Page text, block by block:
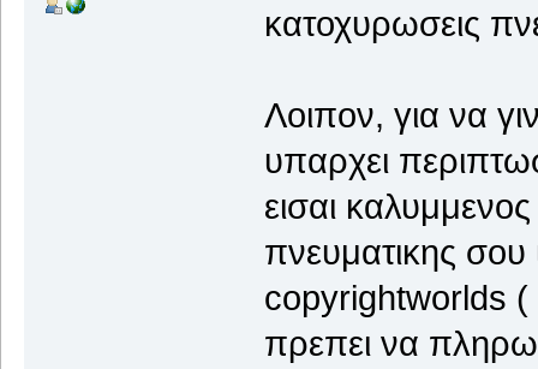
κατοχυρωσεις
Λοιπον, για να
υπαρχει
εισαι
πνευματικης σου
copyrightworlds (
πρεπει να